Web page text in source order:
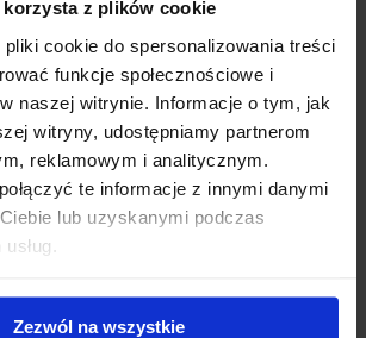
z plików cookie
cookie do spersonalizowania treści
funkcje społecznościowe i
naszej witrynie. Informacje o tym, jak
witryny, udostępniamy partnerom
reklamowym i analitycznym.
te informacje z innymi danymi
lub uzyskanymi podczas
Zezwól na wszystkie
Thule SmartRack XT 135 alu
z aluminiową belką do relingów
zestaw złożony z 4 stóp i 2 belek. G...
889.00 zł